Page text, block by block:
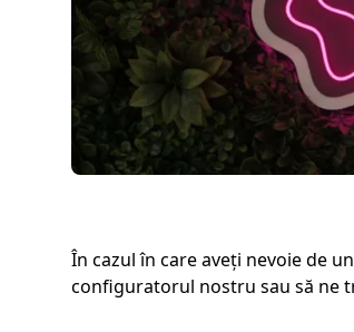
În cazul în care aveți nevoie de
configuratorul nostru sau să ne